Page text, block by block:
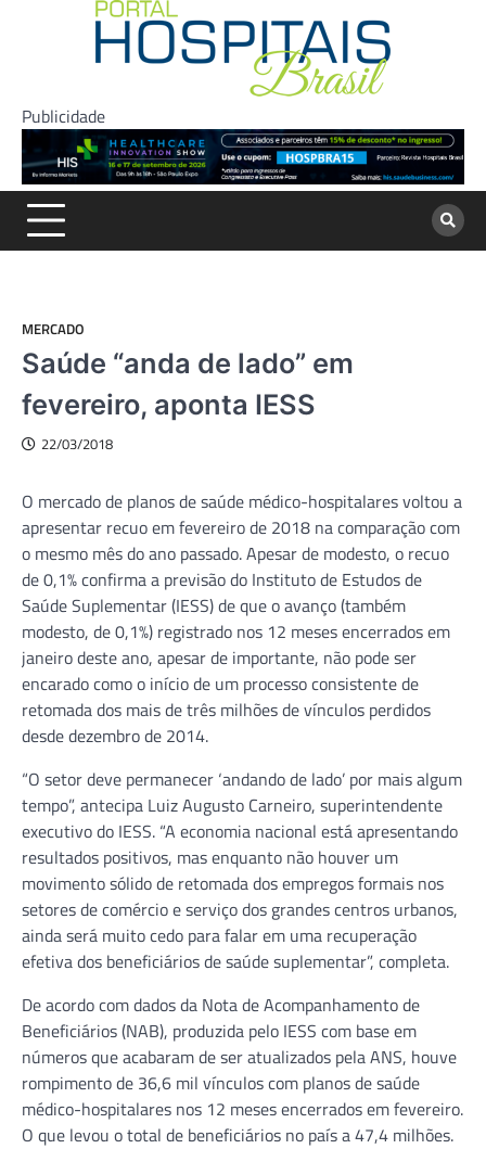
Publicidade
MERCADO
Saúde “anda de lado” em
fevereiro, aponta IESS
22/03/2018
O mercado de planos de saúde médico-hospitalares voltou a
apresentar recuo em fevereiro de 2018 na comparação com
o mesmo mês do ano passado. Apesar de modesto, o recuo
de 0,1% confirma a previsão do Instituto de Estudos de
Saúde Suplementar (IESS) de que o avanço (também
modesto, de 0,1%) registrado nos 12 meses encerrados em
janeiro deste ano, apesar de importante, não pode ser
encarado como o início de um processo consistente de
retomada dos mais de três milhões de vínculos perdidos
desde dezembro de 2014.
“O setor deve permanecer ‘andando de lado’ por mais algum
tempo”, antecipa Luiz Augusto Carneiro, superintendente
executivo do IESS. “A economia nacional está apresentando
resultados positivos, mas enquanto não houver um
movimento sólido de retomada dos empregos formais nos
setores de comércio e serviço dos grandes centros urbanos,
ainda será muito cedo para falar em uma recuperação
efetiva dos beneficiários de saúde suplementar”, completa.
De acordo com dados da Nota de Acompanhamento de
Beneficiários (NAB), produzida pelo IESS com base em
números que acabaram de ser atualizados pela ANS, houve
rompimento de 36,6 mil vínculos com planos de saúde
médico-hospitalares nos 12 meses encerrados em fevereiro.
O que levou o total de beneficiários no país a 47,4 milhões.